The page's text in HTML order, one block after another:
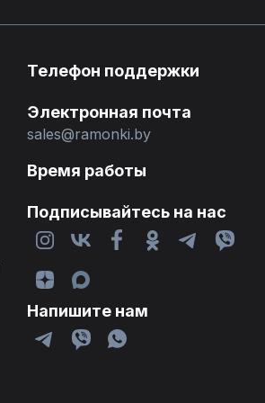
Телефон поддержки
Электронная почта
sales@ramonki.by
Время работы
Подписывайтесь на нас
Напишите нам